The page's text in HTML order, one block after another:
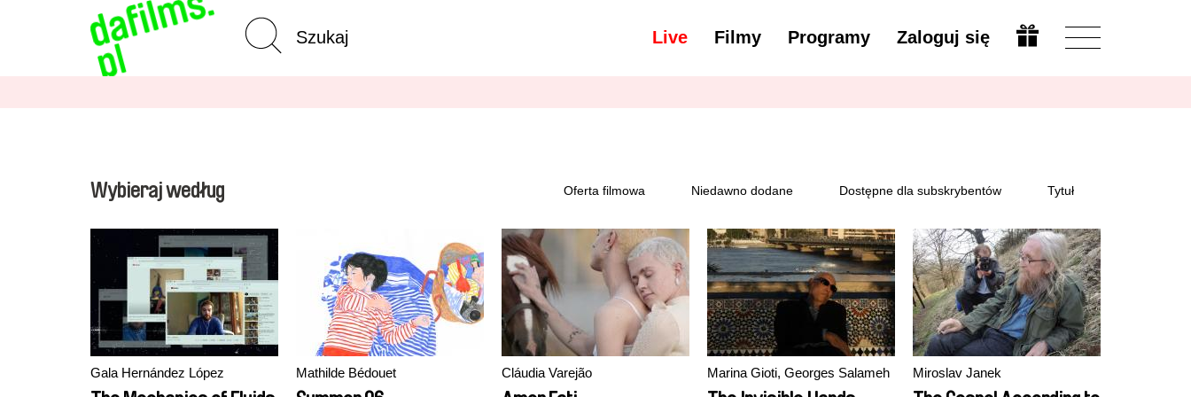
Live Filmy Programy Zaloguj się
Wyszukiwanie
zaawansowane
Napisy - Grecki, nowogrecki (od 1453) Zmień
Wybieraj według Oferta filmowa Niedawno dodane Dostępne dla subskrybentów Tytuł
Gala Hernández López Mathilde Bédouet Cláudia Varejão Marina Gioti, Georges Salameh Miroslav Janek